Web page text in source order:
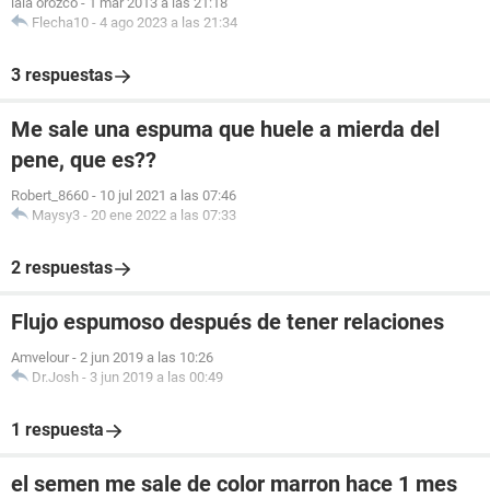
Flecha10 - 4 ago 2023 a las 21:34
3 respuestas
Me sale una espuma que huele a mierda del
pene, que es??
Robert_8660 - 10 jul 2021 a las 07:46
Maysy3 - 20 ene 2022 a las 07:33
2 respuestas
Flujo espumoso después de tener relaciones
Amvelour - 2 jun 2019 a las 10:26
Dr.Josh - 3 jun 2019 a las 00:49
1 respuesta
el semen me sale de color marron hace 1 mes